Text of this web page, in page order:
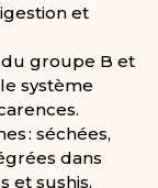
et
du groupe B et
système
: séchées,
dans
et sushis.